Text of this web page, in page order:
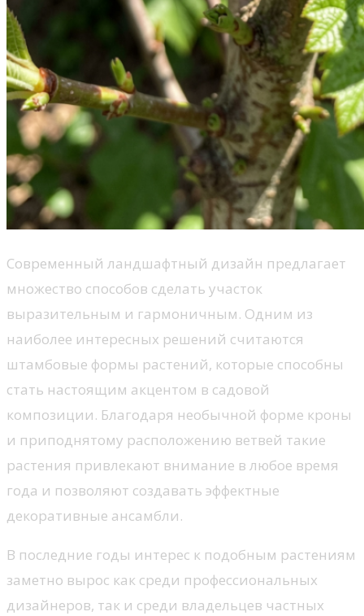
Современный ландшафтный дизайн предлагает
множество способов сделать участок
выразительным и гармоничным. Одним из
наиболее интересных решений считаются
штамбовые формы растений, которые способны
стать настоящим акцентом в садовой
композиции. Благодаря необычной форме кроны
и приподнятому расположению ветвей такие
растения привлекают внимание в любое время
года и позволяют создавать эффектные
декоративные ансамбли.
В последние годы интерес к подобным растениям
заметно вырос как среди профессиональных
дизайнеров, так и среди владельцев частных